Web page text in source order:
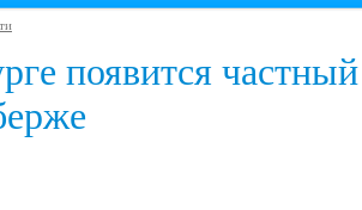
появится частный